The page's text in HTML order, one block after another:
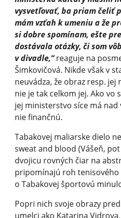
vysvetľovať, ba priam čeliť
mám vzťah k umeniu a že
si dobre spomínam, ešte
dostávala otázky, či som
v divadle,“reaguje na
Šimkovičová. Nikde však v
neuvádza, že obraz resp.
nie je tak celkom jej. Ako vo
jej ministerstvo síce má nad
nie finančnú.
Tabakovej maliarske dielo
sweat and blood (Vášeň,
dvojicu rovných čiar na
pripomínajú roh
o Tabakovej športovú
Popri nich svoje obrazy
umelci ako Katarina